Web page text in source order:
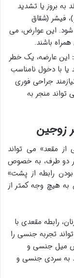
به بروز یا تشدید
فیشر (شقاق
شود. این عوارض، می
باشند.
این عارضه، یک خطر
با دخول نامناسب
جراحی فوری
منجر به
زوجین
از مقعد» می تواند
دو طرف، به خصوص
رابطه از پشت»
به هیچ وجه کمتر از
رابطه مقعدی با
تجربه جنسی را
میل جنسی و
به سردی جنسی و